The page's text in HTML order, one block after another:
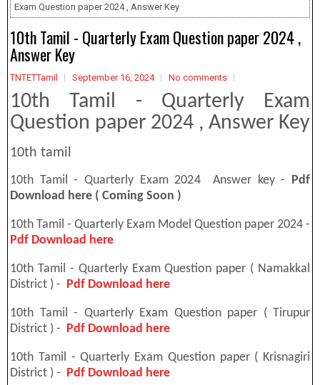
Exam Question paper 2024 , Answer Key
10th Tamil - Quarterly Exam Question paper 2024 ,
Answer Key
TNTETTamil September 16, 2024 No comments
10th Tamil - Quarterly Exam
Question paper 2024 , Answer Key
10th tamil
10th Tamil - Quarterly Exam 2024 Answer key - Pdf
Download here ( Coming Soon )
10th Tamil - Quarterly Exam Model Question paper 2024 -
Pdf Download here
10th Tamil - Quarterly Exam Question paper ( Namakkal
District ) - Pdf Download here
10th Tamil - Quarterly Exam Question paper ( Tirupur
District ) - Pdf Download here
10th Tamil - Quarterly Exam Question paper ( Krisnagiri
District ) - Pdf Download here